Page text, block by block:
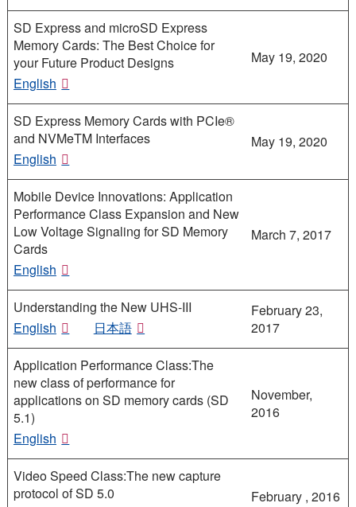
SD Express and microSD Express
Memory Cards: The Best Choice for
your Future Product Designs
English
May 19, 2020
SD Express Memory Cards with PCIe®
and NVMeTM Interfaces
English
May 19, 2020
Mobile Device Innovations: Application
Performance Class Expansion and New
Low Voltage Signaling for SD Memory
Cards
English
March 7, 2017
Understanding the New UHS-III
English
日本語
February 23,
2017
Application Performance Class:The
new class of performance for
applications on SD memory cards (SD
5.1)
English
November,
2016
Video Speed Class:The new capture
protocol of SD 5.0
February , 2016